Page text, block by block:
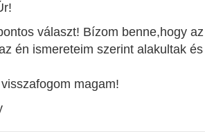
választ! Bízom benne,hogy
én ismereteim szerint alakultak
magam!